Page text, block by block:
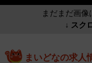
まだまだ画像
↓ スク
まいどなの求人